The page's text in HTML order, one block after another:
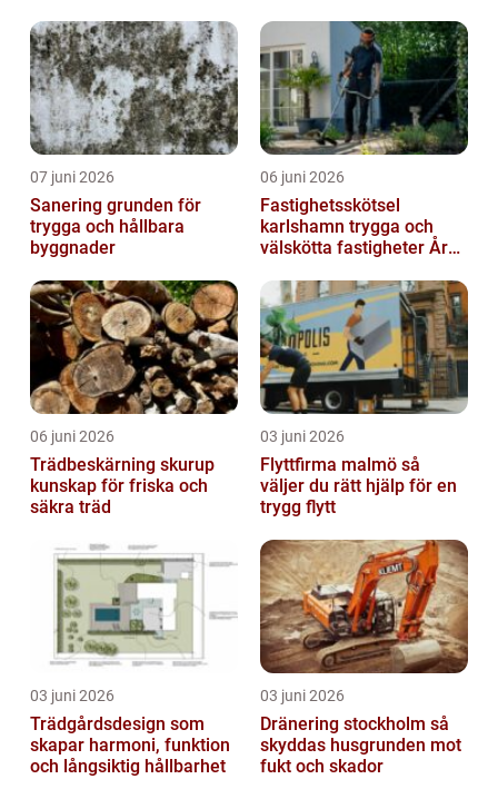
07 juni 2026
Sanering grunden för
trygga och hållbara
byggnader
06 juni 2026
Fastighetsskötsel
karlshamn trygga och
välskötta fastigheter Året
06 juni 2026
Trädbeskärning skurup
kunskap för friska och
säkra träd
03 juni 2026
Flyttfirma malmö så
väljer du rätt hjälp för en
trygg flytt
03 juni 2026
Trädgårdsdesign som
skapar harmoni, funktion
och långsiktig hållbarhet
03 juni 2026
Dränering stockholm så
skyddas husgrunden mot
fukt och skador